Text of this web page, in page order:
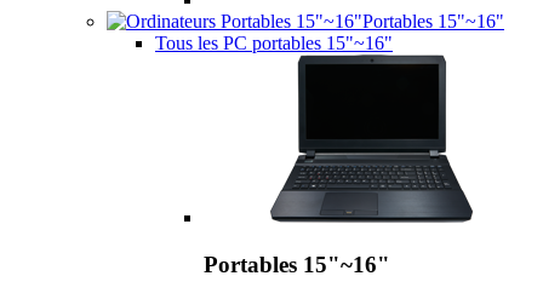
Portables 15"~16"
Tous les PC portables 15"~16"
Portables 15"~16"